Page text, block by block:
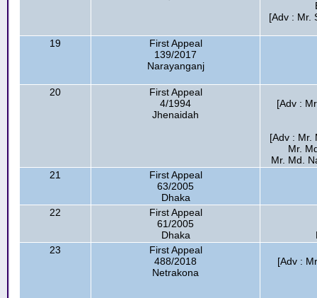
[Adv : Mr.
19
First Appeal
139/2017
Narayanganj
20
First Appeal
4/1994
Jhenaidah
[Adv :
[Adv : Mr.
Mr.
Mr. Md.
21
First Appeal
63/2005
Dhaka
22
First Appeal
61/2005
Dhaka
23
First Appeal
488/2018
Netrakona
[Adv :